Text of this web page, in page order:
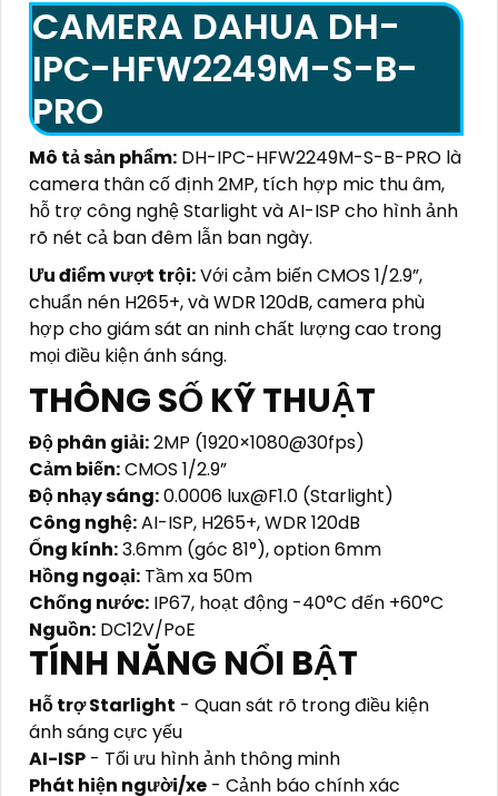
CAMERA DAHUA DH-
IPC-HFW2249M-S-B-
PRO
Mô tả sản phẩm: DH-IPC-HFW2249M-S-B-PRO là
camera thân cố định 2MP, tích hợp mic thu âm,
hỗ trợ công nghệ Starlight và AI-ISP cho hình ảnh
rõ nét cả ban đêm lẫn ban ngày.
Ưu điểm vượt trội:Với cảm biến CMOS 1/2.9”,
chuẩn nén H265+, và WDR 120dB, camera phù
hợp cho giám sát an ninh chất lượng cao trong
mọi điều kiện ánh sáng.
THÔNG SỐ KỸ THUẬT
Độ phân giải:2MP (1920×1080@30fps)
Cảm biến:CMOS 1/2.9”
Độ nhạy sáng:0.0006 lux@F1.0 (Starlight)
Công nghệ:AI-ISP, H265+, WDR 120dB
Ống kính:3.6mm (góc 81°), option 6mm
Hồng ngoại: Tầm xa 50m
Chống nước: IP67, hoạt động -40°C đến +60°C
Nguồn: DC12V/PoE
TÍNH NĂNG NỔI BẬT
Hỗ trợ Starlight - Quan sát rõ trong điều kiện
ánh sáng cực yếu
AI-ISP - Tối ưu hình ảnh thông minh
Phát hiện người/xe - Cảnh báo chính xác